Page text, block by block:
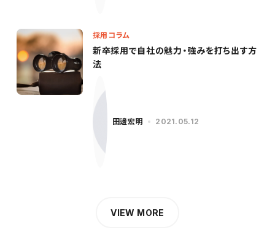
採用コラム
新卒採用で自社の魅力・強みを打ち出す方
法
田邊宏明 2021.05.12
VIEW MORE